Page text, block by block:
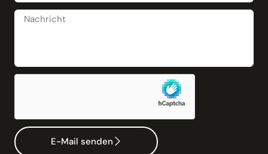
E-Mail senden